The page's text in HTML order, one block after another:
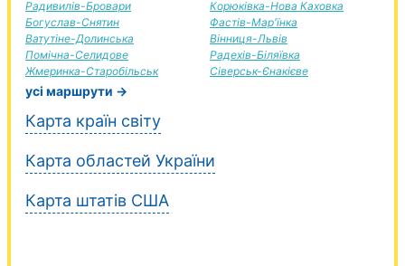
Радивилів-Бровари
Богуслав-Снятин
Ватутіне-Долинська
Помічна-Селидове
Жмеринка-Старобільськ
Корюківка-Нова Каховка
Фастів-Мар'їнка
Вінниця-Львів
Радехів-Біляївка
Сіверськ-Єнакієве
усі маршрути →
Карта країн світу
Карта областей України
Карта штатів США